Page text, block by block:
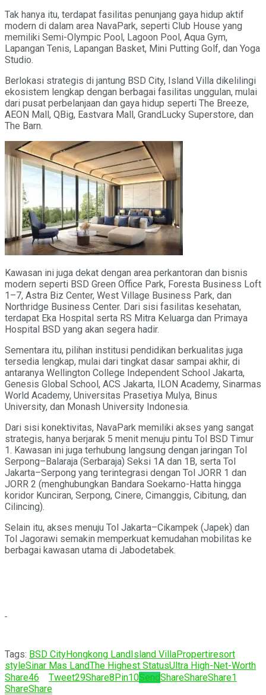
Tak hanya itu, terdapat fasilitas penunjang gaya hidup aktif
modern di dalam area NavaPark, seperti Club House yang
memiliki Semi-Olympic Pool, Lagoon Pool, Aqua Gym,
Lapangan Tenis, Lapangan Basket, Mini Putting Golf, dan Yoga
Studio.
Berlokasi strategis di jantung BSD City, Island Villa dikelilingi
ekosistem lengkap dengan berbagai fasilitas unggulan, mulai
dari pusat perbelanjaan dan gaya hidup seperti The Breeze,
AEON Mall, QBig, Eastvara Mall, GrandLucky Superstore, dan
The Barn.
Kawasan ini juga dekat dengan area perkantoran dan bisnis
modern seperti BSD Green Office Park, Foresta Business Loft
1–7, Astra Biz Center, West Village Business Park, dan
Northridge Business Center. Dari sisi fasilitas kesehatan,
terdapat Eka Hospital serta RS Mitra Keluarga dan Primaya
Hospital BSD yang akan segera hadir.
Sementara itu, pilihan institusi pendidikan berkualitas juga
tersedia lengkap, mulai dari tingkat dasar sampai akhir, di
antaranya Wellington College Independent School Jakarta,
Genesis Global School, ACS Jakarta, ILON Academy, Sinarmas
World Academy, Universitas Prasetiya Mulya, Binus
University, dan Monash University Indonesia.
Dari sisi konektivitas, NavaPark memiliki akses yang sangat
strategis, hanya berjarak 5 menit menuju pintu Tol BSD Timur
1. Kawasan ini juga terhubung langsung dengan jaringan Tol
Serpong–Balaraja (Serbaraja) Seksi 1A dan 1B, serta Tol
Jakarta–Serpong yang terintegrasi dengan Tol JORR 1 dan
JORR 2 (menghubungkan Bandara Soekarno-Hatta hingga
koridor Kunciran, Serpong, Cinere, Cimanggis, Cibitung, dan
Cilincing).
Selain itu, akses menuju Tol Jakarta–Cikampek (Japek) dan
Tol Jagorawi semakin memperkuat kemudahan mobilitas ke
berbagai kawasan utama di Jabodetabek.
Tags: BSD CityHongkong LandIsland VillaPropertiresort
styleSinar Mas LandThe Highest StatusUltra High-Net-Worth
Share46 Tweet29Share8Pin10SendShareShareShare1
ShareShare